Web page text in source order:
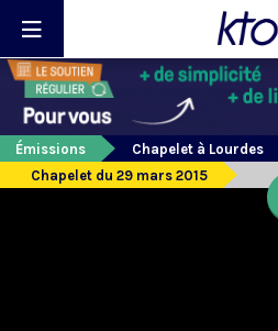
Émissions
Chapelet à Lourdes
Chapelet du 29 mars 2015